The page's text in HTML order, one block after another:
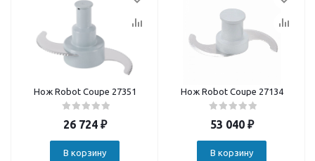
Нож Robot Coupe 27351
26 724₽
В корзину
Нож Robot Coupe 27134
53 040₽
В корзину